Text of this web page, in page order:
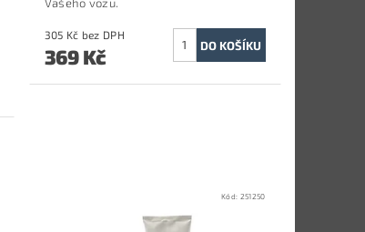
305 Kč bez DPH
369 Kč
Kód: 251250